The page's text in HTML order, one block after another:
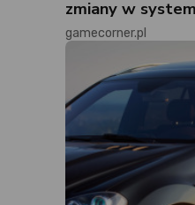
zmiany w
gamecorner.pl